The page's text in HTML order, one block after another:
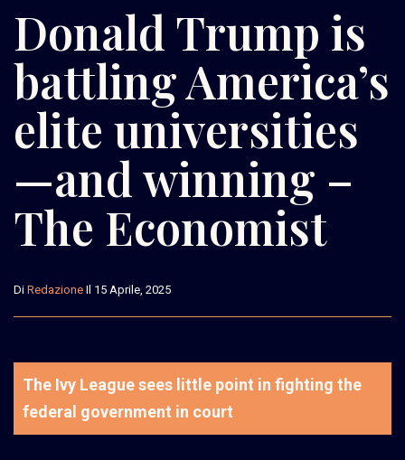
Donald Trump is
battling America’s
elite universities
—and winning –
The Economist
Di Redazione Il 15 Aprile, 2025
The Ivy League sees little point in fighting the
federal government in court